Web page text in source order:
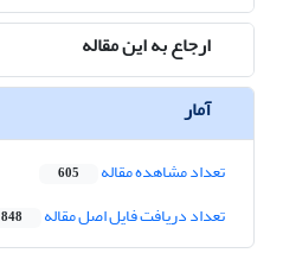
ارجاع به این مقاله
آمار
تعداد مشاهده مقاله 605
تعداد دریافت فایل اصل مقاله 848